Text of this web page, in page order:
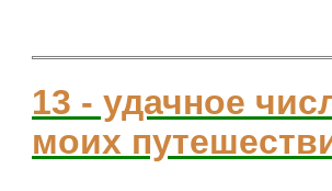
13 - удачное
моих